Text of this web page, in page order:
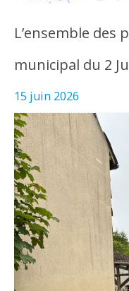
L’ensemble des
municipal du 2
15 juin 2026